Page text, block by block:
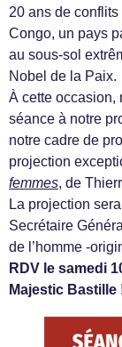
20 ans de
Congo, un pays
au sous-sol
Nobel de la Paix.
À cette occasion,
séance à notre
notre cadre de
projection
femmes, de
La projection
Secrétaire
de l’homme -
RDV le samedi
Majestic Bastille